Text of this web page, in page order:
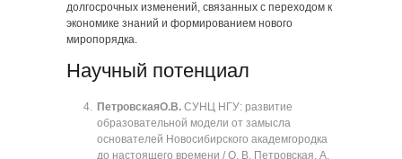
долгосрочных изменений, связанных с переходом к
экономике знаний и формированием нового
миропорядка.
Научный потенциал
ПетровскаяО.В. СУНЦ НГУ: развитие
образовательной модели от замысла
основателей Новосибирского академгородка
до настоящего времени / О. В. Петровская, А.